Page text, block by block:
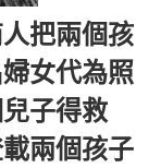
把兩個孩
女代為照
子得救
兩個孩子